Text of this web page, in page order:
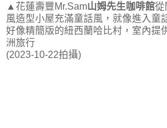
▲花蓮壽豐Mr.Sam山姆先生咖啡館從
風造型小屋充滿童話風，就像進入童
好像精簡版的紐西蘭哈比村，室內提
洲旅行
(2023-10-22拍攝)